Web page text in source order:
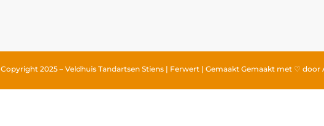
Copyright 2025 – Veldhuis Tandartsen Stiens | Ferwert | Gemaakt Gemaakt met ♡ door